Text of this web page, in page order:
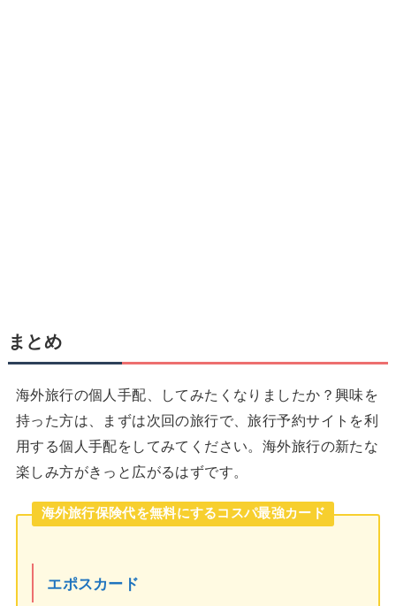
まとめ
海外旅行の個人手配、してみたくなりましたか？興味を
持った方は、まずは次回の旅行で、旅行予約サイトを利
用する個人手配をしてみてください。海外旅行の新たな
楽しみ方がきっと広がるはずです。
海外旅行保険代を無料にするコスパ最強カード
エポスカード